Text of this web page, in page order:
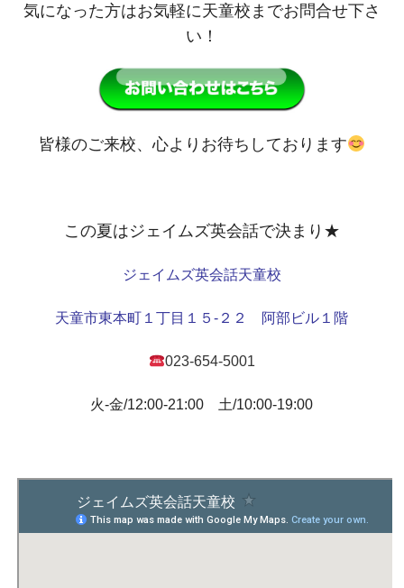
気になった方はお気軽に天童校までお問合せ下さ
い！
皆様のご来校、心よりお待ちしております
この夏はジェイムズ英会話で決まり★
ジェイムズ英会話天童校
天童市東本町１丁目１５-２２ 阿部ビル１階
023-654-5001
火-金/12:00-21:00 土/10:00-19:00